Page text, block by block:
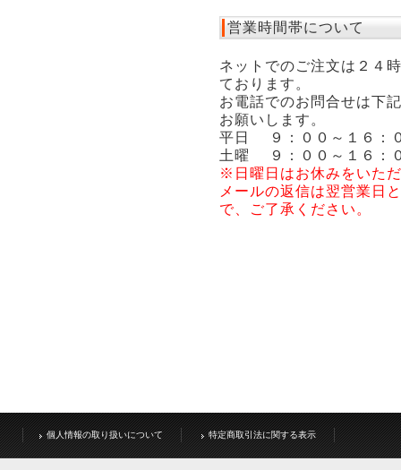
営業時間帯について
ネットでのご注文は２４
ております。
お電話でのお問合せは下
お願いします。
平日 ９：００～１６：
土曜 ９：００～１６：
※日曜日はお休みをいた
メールの返信は翌営業日
で、ご了承ください。
個人情報の取り扱いについて 特定商取引法に関する表示